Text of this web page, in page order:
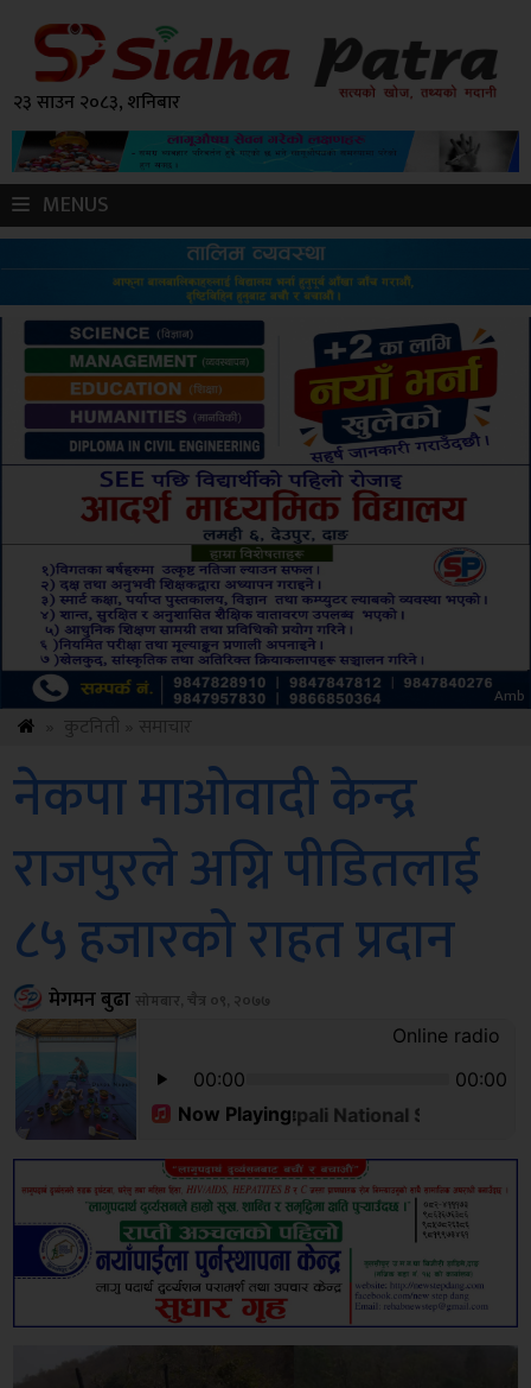
२३ साउन २०८३, शनिबार
MENUS
Sdc
नेकपा माओवादी केन्द्र
राजपुरले अग्नि पीडितलाई
८५ हजारको राहत प्रदान
मेगमन बुढासोमबार, चैत्र ०९, २०७७